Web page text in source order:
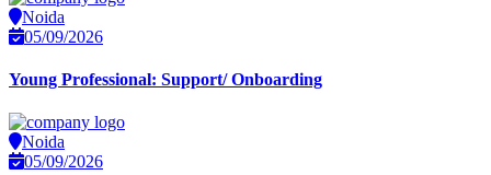
Noida
05/09/2026
Young Professional: Support/ Onboarding
Noida
05/09/2026